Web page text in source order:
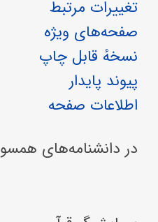
تغییرات مرتبط
صفحه‌های ویژه
نسخهٔ قابل چاپ
پیوند پایدار
اطلاعات صفحه
در دانشنامه‌های همسو